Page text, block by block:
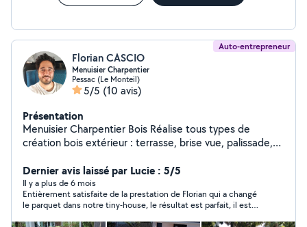
Auto-entrepreneur
Florian CASCIO
Menuisier Charpentier
Pessac (Le Monteil)
5/5 (10 avis)
Présentation
Menuisier Charpentier Bois Réalise tous types de
création bois extérieur : terrasse, brise vue, palissade,
sélectionner les catégories : revêtement de sol
(terrasse parquet),aménagement jardin ou clôture
grillage. Sinon je ne peux pas répondre à vos messages.
Dernier avis laissé par Lucie : 5/5
Il y a plus de 6 mois
Entièrement satisfaite de la prestation de Florian qui a changé
le parquet dans notre tiny-house, le résultat est parfait, il est